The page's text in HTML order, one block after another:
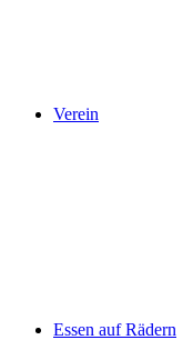
Essen auf Rädern
Verein